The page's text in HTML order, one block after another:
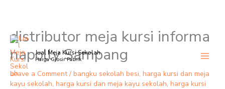
Skip
content
Jual Meja Kursi Sekolah
Harga Grosir Pabrik
distributor meja kursi informa
napolly Sampang
Leave a Comment / bangku sekolah besi, harga kursi dan meja
kayu sekolah, harga kursi dan meja kayu sekolah, harga kursi